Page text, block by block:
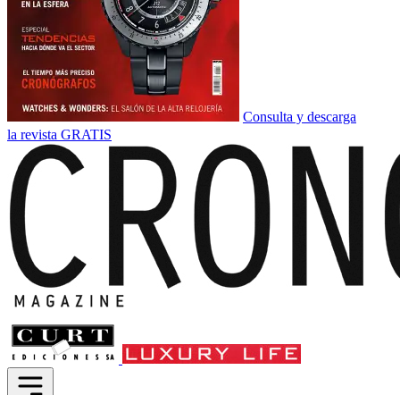
Consulta y descarga
la revista GRATIS